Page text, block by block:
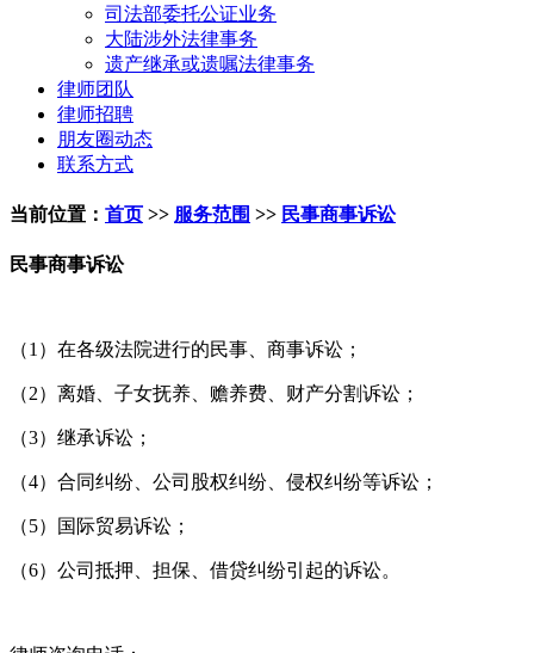
司法部委托公证业务
大陆涉外法律事务
遗产继承或遗嘱法律事务
律师团队
律师招聘
朋友圈动态
联系方式
当前位置： 首页 >> 服务范围 >> 民事商事诉讼
民事商事诉讼
（1）在各级法院进行的民事、商事诉讼；
（2）离婚、子女抚养、赡养费、财产分割诉讼；
（3）继承诉讼；
（4）合同纠纷、公司股权纠纷、侵权纠纷等诉讼；
（5）国际贸易诉讼；
（6）公司抵押、担保、借贷纠纷引起的诉讼。